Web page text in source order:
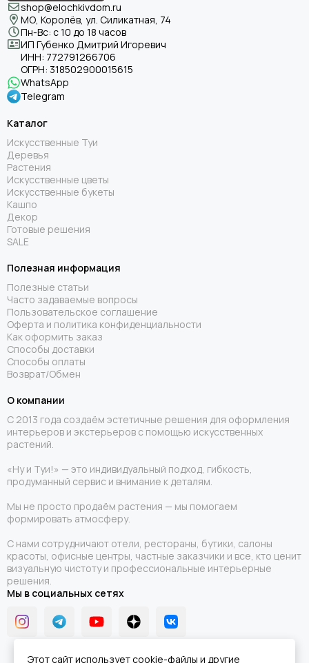
shop@elochkivdom.ru
МО, Королёв, ул. Силикатная, 74
Пн-Вс: с 10 до 18 часов
ИП Губенко Дмитрий Игоревич
ИНН: 772791266706
ОГРН: 318502900015615
WhatsApp
Telegram
Каталог
Искусственные Туи
Деревья
Растения
Искусственные цветы
Искусственные букеты
Кашпо
Декор
Готовые решения
SALE
Полезная информация
Полезные статьи
Часто задаваемые вопросы
Пользовательское соглашение
Оферта и политика конфиденциальности
Как оформить заказ
Способы доставки
Способы оплаты
Возврат/Обмен
О компании
С 2013 года создаём эстетичные решения для оформления
интерьеров и экстерьеров с помощью искусственных
растений.
«Ну и Туи!» — это индивидуальный подход, гибкость,
продуманный сервис и внимание к деталям.
Мы не просто продаём растения — мы помогаем
формировать атмосферу.
С нами сотрудничают отели, рестораны, бутики, салоны
красоты, офисные центры, частные заказчики и все, кто ценит
визуальную чистоту и профессиональные интерьерные
решения.
Мы в социальных сетях
Этот сайт использует cookie-файлы и другие